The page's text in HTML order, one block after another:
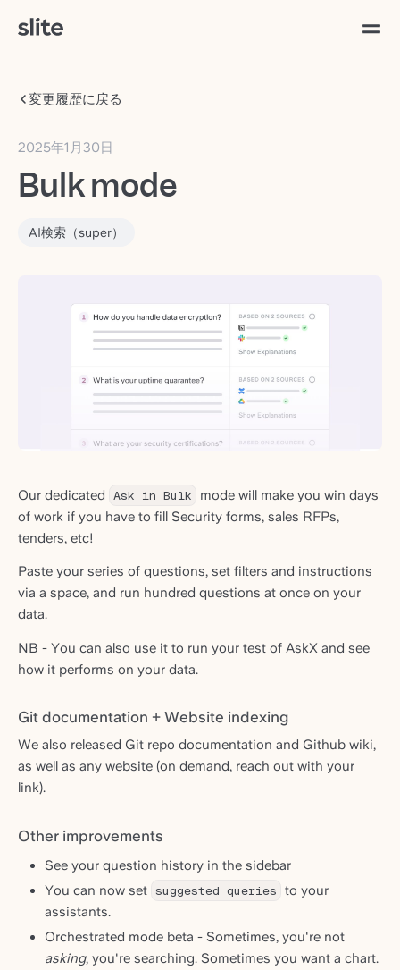
変更履歴に戻る
2025年1月30日
Bulk mode
AI検索（super）
Our dedicated Ask in Bulk
mode will make you win days
of work if you have to fill Security forms, sales RFPs,
tenders, etc!
Paste your series of questions, set filters and instructions
via a space, and run hundred questions at once on your
data.
NB - You can also use it to run your test of AskX and see
how it performs on your data.
Git documentation + Website indexing
We also released Git repo documentation and Github wiki,
as well as any website (on demand, reach out with your
link).
Other improvements
See your question history in the sidebar
You can now set suggested queries to your
assistants.
Orchestrated mode beta - Sometimes, you're not
asking, you're searching. Sometimes you want a chart.